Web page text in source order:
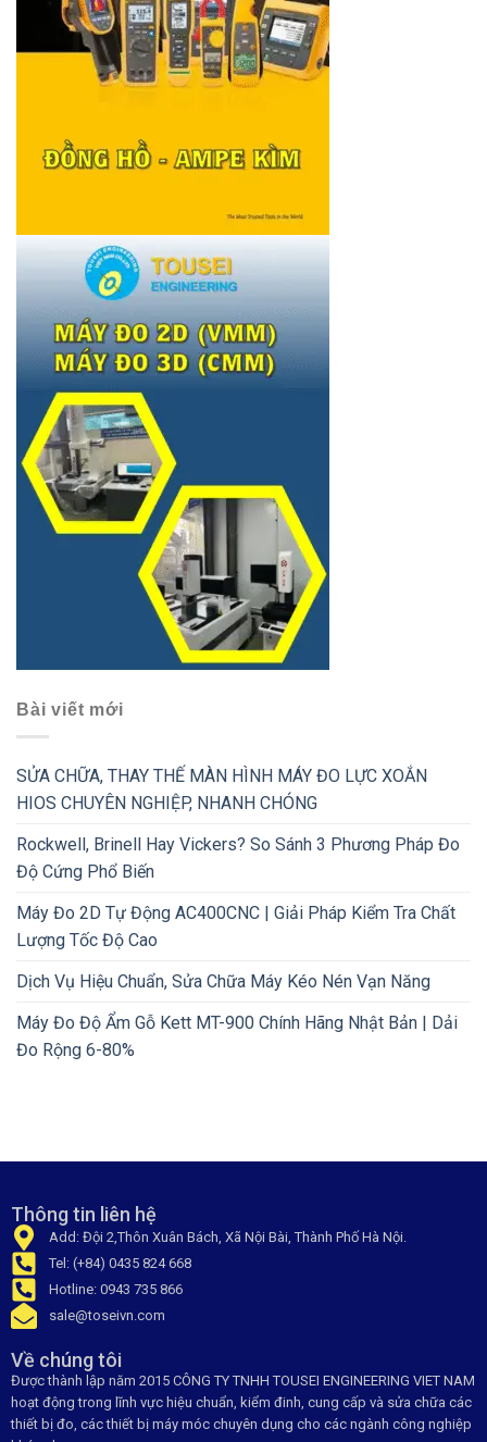
Bài viết mới
SỬA CHỮA, THAY THẾ MÀN HÌNH MÁY ĐO LỰC XOẮN
HIOS CHUYÊN NGHIỆP, NHANH CHÓNG
Rockwell, Brinell Hay Vickers? So Sánh 3 Phương Pháp Đo
Độ Cứng Phổ Biến
Máy Đo 2D Tự Động AC400CNC | Giải Pháp Kiểm Tra Chất
Lượng Tốc Độ Cao
Dịch Vụ Hiệu Chuẩn, Sửa Chữa Máy Kéo Nén Vạn Năng
Máy Đo Độ Ẩm Gỗ Kett MT-900 Chính Hãng Nhật Bản | Dải
Đo Rộng 6-80%
Thông tin liên hệ
Add: Đội 2,Thôn Xuân Bách, Xã Nội Bài, Thành Phố Hà Nội.
Tel: (+84) 0435 824 668
Hotline: 0943 735 866
sale@toseivn.com
Về chúng tôi
Được thành lập năm 2015 CÔNG TY TNHH TOUSEI ENGINEERING VIET NAM
hoạt động trong lĩnh vực hiệu chuẩn, kiểm đinh, cung cấp và sửa chữa các
thiết bị đo, các thiết bị máy móc chuyên dụng cho các ngành công nghiệp